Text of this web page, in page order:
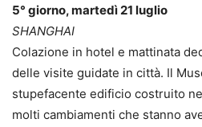
5° giorno, martedì 21 luglio
SHANGHAI
Colazione in hotel e mattinata
delle visite guidate in città. Il
stupefacente edificio costruito
molti cambiamenti che stanno